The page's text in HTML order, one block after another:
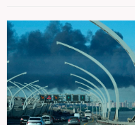
редактором радиостанции
Венедиктовым*